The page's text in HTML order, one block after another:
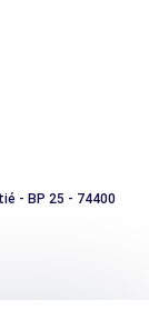
- BP 25 - 74400